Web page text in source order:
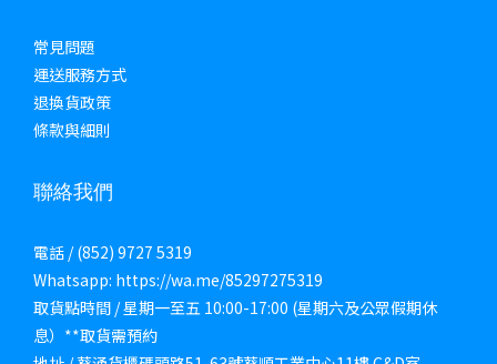
常見問題
運送服務方式
退換貨政策
條款與細則
聯絡我們
電話 / (852) 9727 5319
Whatsapp: https://wa.me/85297275319
取貨點時間 / 星期一至五 10:00-17:00 (星期六及公眾假期休
息）**取貨需預約